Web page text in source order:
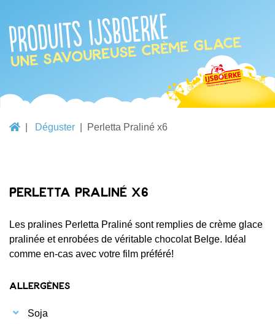
Produits IJsboerke
une savoureuse crème glace
Déguster Perletta Praliné x6
Perletta Praliné x6
Les pralines Perletta Praliné sont remplies de crème glace
pralinée et enrobées de véritable chocolat Belge. Idéal
comme en-cas avec votre film préféré!
Allergènes
Soja